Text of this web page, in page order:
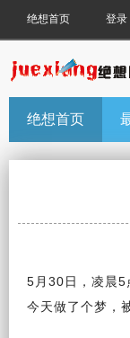
绝想首页 登录
绝想首页
5月30日，凌晨5
今天做了个梦，